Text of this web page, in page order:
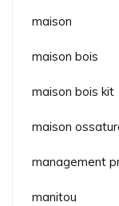
maison
maison bois
maison bois kit
maison
management
manitou